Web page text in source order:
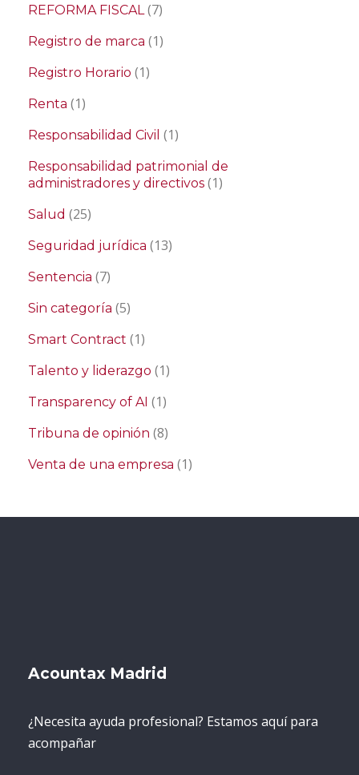
REFORMA FISCAL(7)
Registro de marca (1)
Registro Horario (1)
Renta (1)
Responsabilidad Civil (1)
Responsabilidad patrimonial de
administradores y directivos (1)
Salud (25)
Seguridad jurídica (13)
Sentencia (7)
Sin categoría (5)
Smart Contract (1)
Talento y liderazgo (1)
Transparency of AI (1)
Tribuna de opinión (8)
Venta de una empresa (1)
Acountax Madrid
¿Necesita ayuda profesional? Estamos aquí para
acompañar